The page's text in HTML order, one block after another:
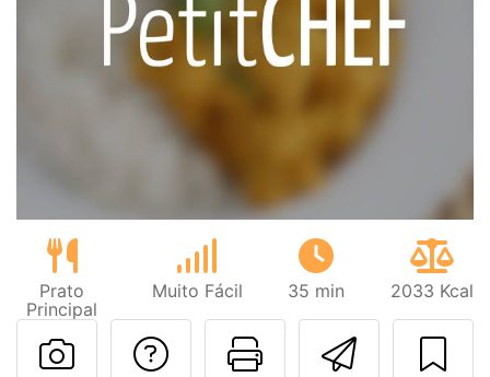
Prato
Principal
Muito Fácil 35 min 2033 Kcal
Imprima
Falar com o autor